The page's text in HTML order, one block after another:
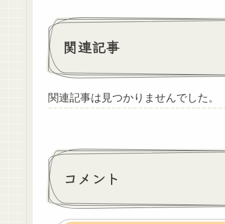
関連記事
関連記事は見つかりませんでした。
コメント